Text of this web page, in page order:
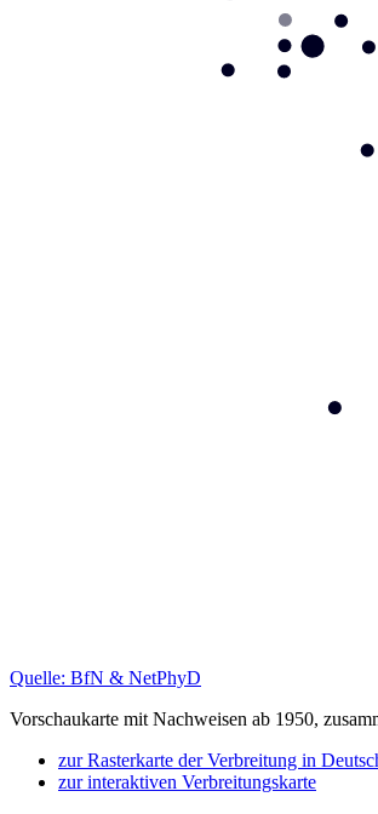
Quelle: BfN & NetPhyD
Vorschaukarte mit Nachweisen ab 1950,
zur Rasterkarte der Verbreitung in
zur interaktiven Verbreitungskarte